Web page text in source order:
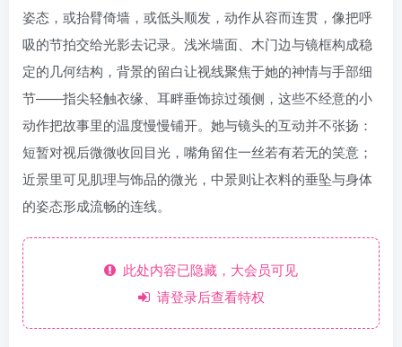
姿态，或抬臂倚墙，或低头顺发，动作从容而连贯，像把呼
吸的节拍交给光影去记录。浅米墙面、木门边与镜框构成稳
定的几何结构，背景的留白让视线聚焦于她的神情与手部细
节——指尖轻触衣缘、耳畔垂饰掠过颈侧，这些不经意的小
动作把故事里的温度慢慢铺开。她与镜头的互动并不张扬：
短暂对视后微微收回目光，嘴角留住一丝若有若无的笑意；
近景里可见肌理与饰品的微光，中景则让衣料的垂坠与身体
的姿态形成流畅的连线。
此处内容已隐藏，大会员可见
请登录后查看特权